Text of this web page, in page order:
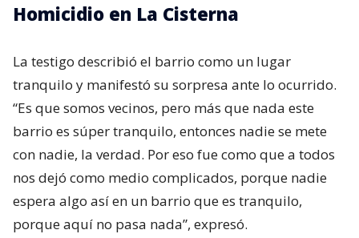
Homicidio en La Cisterna
La testigo describió el barrio como un lugar
tranquilo y manifestó su sorpresa ante lo ocurrido.
“Es que somos vecinos, pero más que nada este
barrio es súper tranquilo, entonces nadie se mete
con nadie, la verdad. Por eso fue como que a todos
nos dejó como medio complicados, porque nadie
espera algo así en un barrio que es tranquilo,
porque aquí no pasa nada”, expresó.